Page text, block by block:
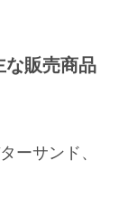
な販売商品
ーサンド、